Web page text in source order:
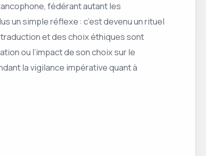
fédérant autant les
un simple réflexe : c’est devenu un rituel
et des choix éthiques sont
ou l’impact de son choix sur le
la vigilance impérative quant à